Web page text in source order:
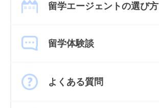
留学エージェントの選び方
留学体験談
よくある質問